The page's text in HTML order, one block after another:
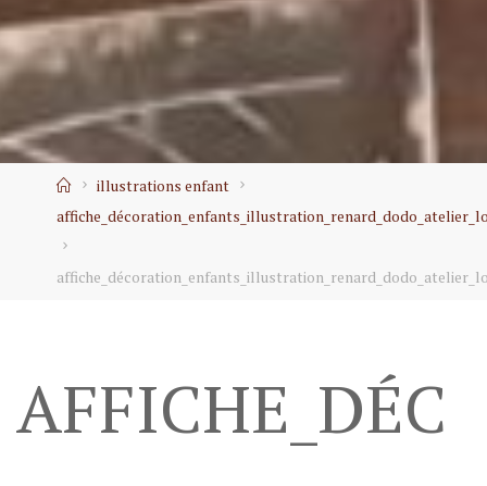
Home
illustrations enfant
AFFICHE_DÉC